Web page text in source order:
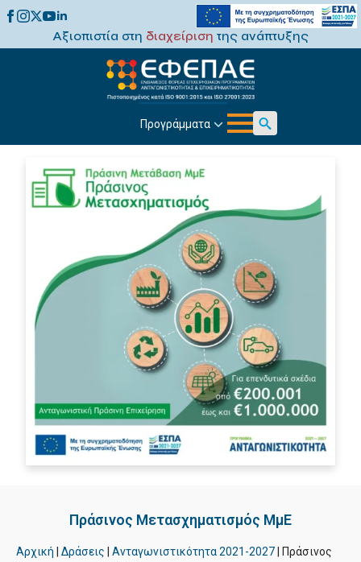
Αξιοπιστία στη διαχείριση της ανάπτυξης
Προγράμματα
Search
Πράσινος Μετασχηματισμός ΜμΕ
Αρχική Δράσεις Ανταγωνιστικότητα 2021-2027
Πράσινος